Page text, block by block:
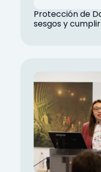
Protección de
sesgos y